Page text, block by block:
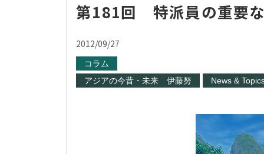
第181回 特派員の重要
2012/09/27
コラム
アジアの今昔・未来 伊藤努
News &